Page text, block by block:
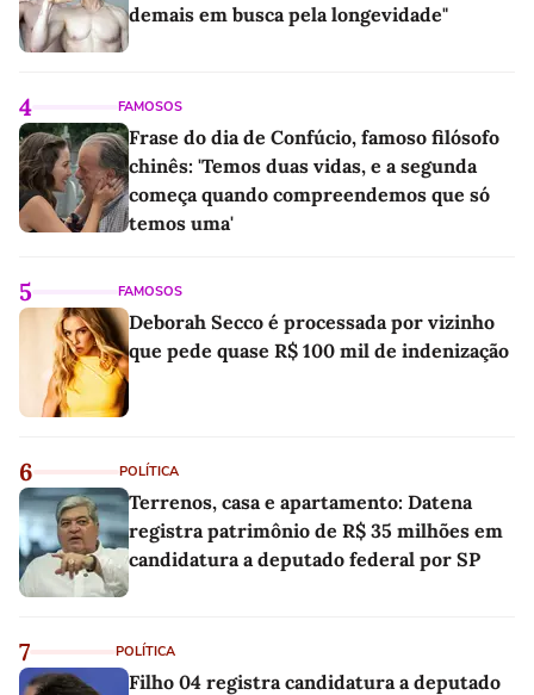
demais em busca pela longevidade"
4 FAMOSOS
Frase do dia de Confúcio, famoso filósofo
chinês: 'Temos duas vidas, e a segunda
começa quando compreendemos que só
temos uma'
5 FAMOSOS
Deborah Secco é processada por vizinho
que pede quase R$ 100 mil de indenização
6 POLÍTICA
Terrenos, casa e apartamento: Datena
registra patrimônio de R$ 35 milhões em
candidatura a deputado federal por SP
7 POLÍTICA
Filho 04 registra candidatura a deputado